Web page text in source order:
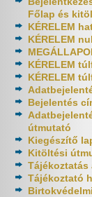
Főlap és
KÉRELEM
KÉRELEM
KÉRELEM
KÉRELEM
Bejelentés
útmutató
Kiegészítő
Kitöltési
Tájékoztatás
Tájékoztató